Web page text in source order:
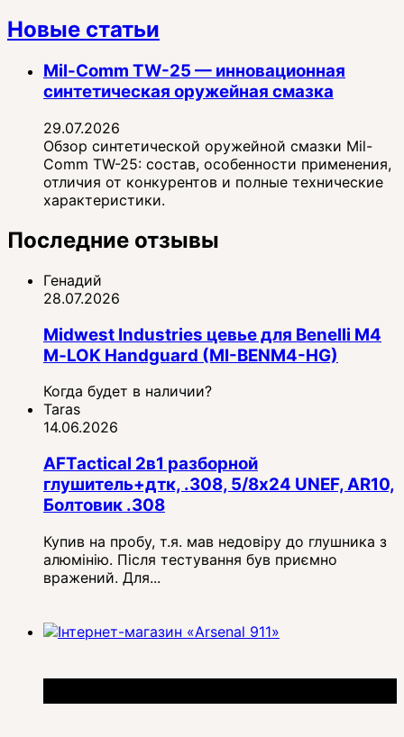
Новые статьи
Mil-Comm TW-25 — инновационная
синтетическая оружейная смазка
29.07.2026
Обзор синтетической оружейной смазки Mil-
Comm TW-25: состав, особенности применения,
отличия от конкурентов и полные технические
характеристики.
Последние отзывы
Генадий
28.07.2026
Midwest Industries цевье для Benelli M4
M‑LOK Handguard (MI-BENM4-HG)
Когда будет в наличии?
Taras
14.06.2026
AFTactical 2в1 разборной
глушитель+дтк, .308, 5/8x24 UNEF, AR10,
Болтовик .308
Купив на пробу, т.я. мав недовіру до глушника з
алюмінію. Після тестування був приємно
вражений. Для...